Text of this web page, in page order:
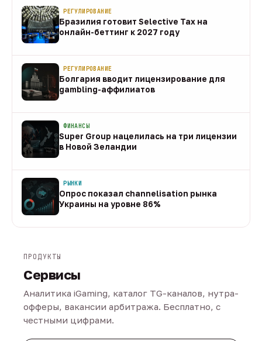
РЕГУЛИРОВАНИЕ
Бразилия готовит Selective Tax на
онлайн-беттинг к 2027 году
РЕГУЛИРОВАНИЕ
Болгария вводит лицензирование для
gambling-аффилиатов
ФИНАНСЫ
Super Group нацелилась на три лицензии
в Новой Зеландии
РЫНКИ
Опрос показал channelisation рынка
Украины на уровне 86%
ПРОДУКТЫ
Сервисы
Аналитика iGaming, каталог TG-каналов, нутра-
офферы, вакансии арбитража. Бесплатно, с
честными цифрами.